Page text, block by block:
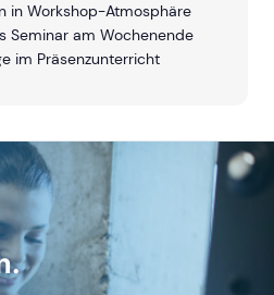
in Workshop-Atmosphäre
Seminar am Wochenende
im Präsenzunterricht